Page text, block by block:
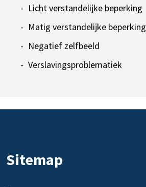
Licht verstandelijke beperking
Matig verstandelijke beperking
Negatief zelfbeeld
Verslavingsproblematiek
Sitemap